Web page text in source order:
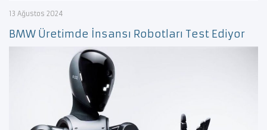
13 Ağustos 2024
BMW Üretimde İnsansı Robotları Test Ediyor